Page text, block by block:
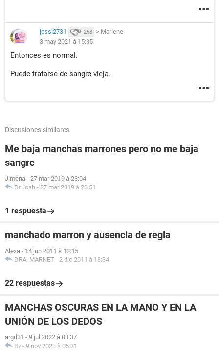
jessi2731 258 > Marlene
3 may 2021 à 15:35
Entonces es normal.
Puede tratarse de sangre vieja.
Discusiones similares
Me baja manchas marrones pero no me baja
sangre
Jimena - 27 mar 2019 à 23:04
Dr.Josh - 27 mar 2019 à 23:51
1 respuesta
manchado marron y ausencia de regla
Alexa - 14 jun 2011 à 12:15
DRA. MARNET - 2 dic 2011 à 18:34
22 respuestas
MANCHAS OSCURAS EN LA MANO Y EN LA
UNIÓN DE LOS DEDOS
argd31 - 9 jul 2022 à 08:37
Itz - 9 nov 2023 à 05:31